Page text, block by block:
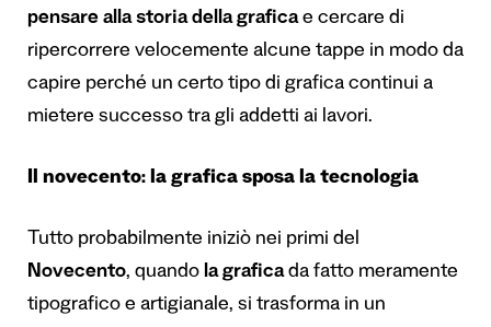
pensare alla storia della graficae cercare di
ripercorrere velocemente alcune tappe in modo da
capire perché un certo tipo di grafica continui a
mietere successo tra gli addetti ai lavori.
Il novecento: la grafica sposa la tecnologia
Tutto probabilmente iniziò nei primi del
Novecento, quando la graficada fatto meramente
tipografico e artigianale, si trasforma in un